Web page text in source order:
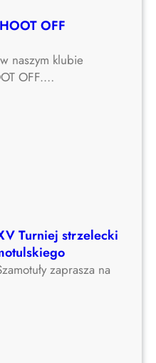
OFF
naszym klubie
OFF.…
Turniej strzelecki
zaprasza na